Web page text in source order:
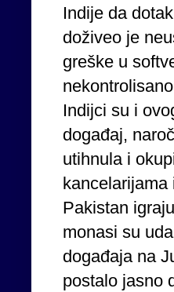
Indije da
doživeo je
greške u
Indijci su i
događaj,
utihnula i
Pakistan
monasi su
događaja na
postalo jasno